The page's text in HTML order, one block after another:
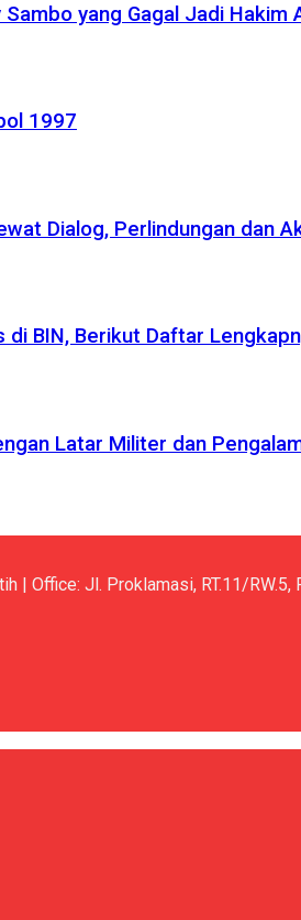
yang Gagal Jadi Hakim
1997
Dialog, Perlindungan dan
BIN, Berikut Daftar
Latar Militer dan
Office: Jl. Proklamasi, RT.11/